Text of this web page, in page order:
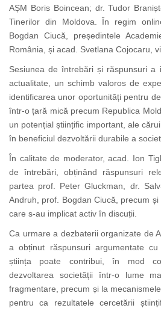
AȘM Boris Boincean; dr. Tudor
Tinerilor din Moldova. În regim
Bogdan Ciucă, președintele
România, și acad. Svetlana Cojocaru,
Sesiunea de întrebări și răspunsuri
actualitate, un schimb valoros de
identificarea unor oportunități pentru
într-o țară mică precum Republica
un potențial științific important, ale
în beneficiul dezvoltării durabile a
În calitate de moderator, acad. Ion
de întrebări, obținând răspunsuri
partea prof. Peter Gluckman, dr.
Andruh, prof. Bogdan Ciucă, precum
care s-au implicat activ în discuții.
Ca urmare a dezbaterii organizate de
a obținut răspunsuri argumentate
știința poate contribui, în mod
dezvoltarea societății într-o lume
fragmentare, precum și la
pentru ca rezultatele cercetării